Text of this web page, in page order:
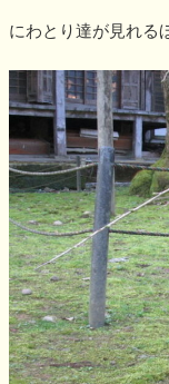
にわとり達が見れる